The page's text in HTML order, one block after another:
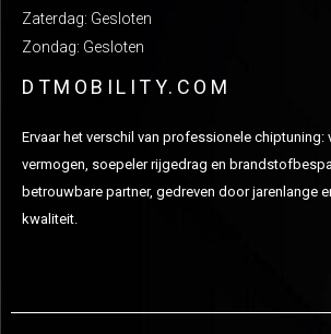
Zaterdag: Gesloten
Zondag: Gesloten
DTMOBILITY.COM
Ervaar het verschil van professionele chiptuning:
vermogen, soepeler rijgedrag en
betrouwbare partner, gedreven door jarenlange
kwaliteit.